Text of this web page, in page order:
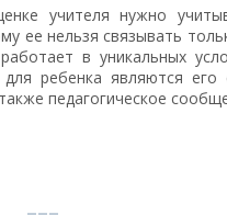
учителя нужно
ее нельзя связывать
в уникальных
ребенка являются его
педагогическое